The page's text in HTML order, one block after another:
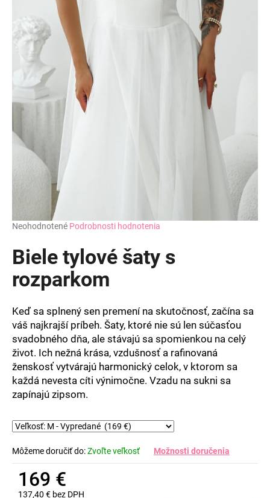
Priemerné
produktu
je
hviezdičiek.
Neohodnotené Podrobnosti hodnotenia
Biele tylové šaty s
rozparkom
Keď sa splnený sen premení na skutočnosť, začína sa
váš najkrajší príbeh. Šaty, ktoré nie sú len súčasťou
svadobného dňa, ale stávajú sa spomienkou na celý
život. Ich nežná krása, vzdušnosť a rafinovaná
ženskosť vytvárajú harmonický celok, v ktorom sa
každá nevesta cíti výnimočne. Vzadu na sukni sa
zapínajú zipsom.
Môžeme doručiť do:Zvoľte veľkosť Možnosti doručenia
169 €
137,40 € bez DPH